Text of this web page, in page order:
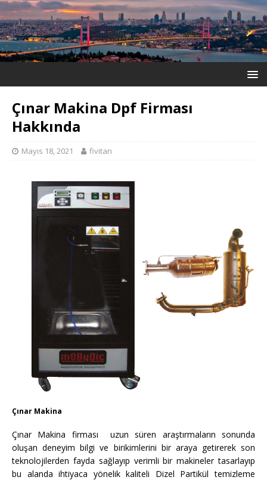
Çınar Makina Dpf Firması
Hakkında
Mayıs 18, 2021 fivitan
Çınar Makina
Çınar Makina firması uzun süren araştırmaların sonunda
oluşan deneyim bilgi ve birikimlerini bir araya getirerek son
teknolojilerden fayda sağlayıp verimli bir makineler tasarlayıp
bu alanda ihtiyaca yönelik kaliteli Dizel Partikül temizleme